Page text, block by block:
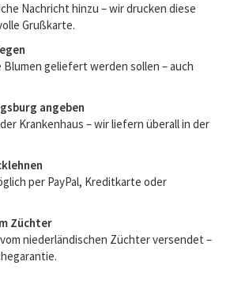
Nachricht hinzu – wir drucken diese
Grußkarte.
Blumen geliefert werden sollen – auch
angeben
Krankenhaus – wir liefern überall in der
per PayPal, Kreditkarte oder
Züchter
niederländischen Züchter versendet –